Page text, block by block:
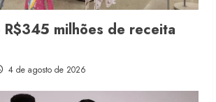
R$345 milhões de receita
4 de agosto de 2026